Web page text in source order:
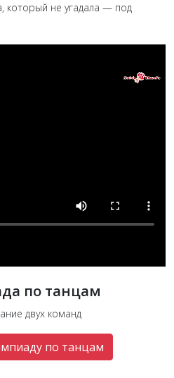
который не угадала — под
по танцам
двух команд
по танцам